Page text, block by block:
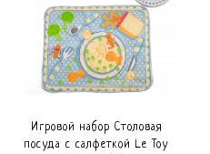
Игровой набор Столовая
посуда с салфеткой Le Toy